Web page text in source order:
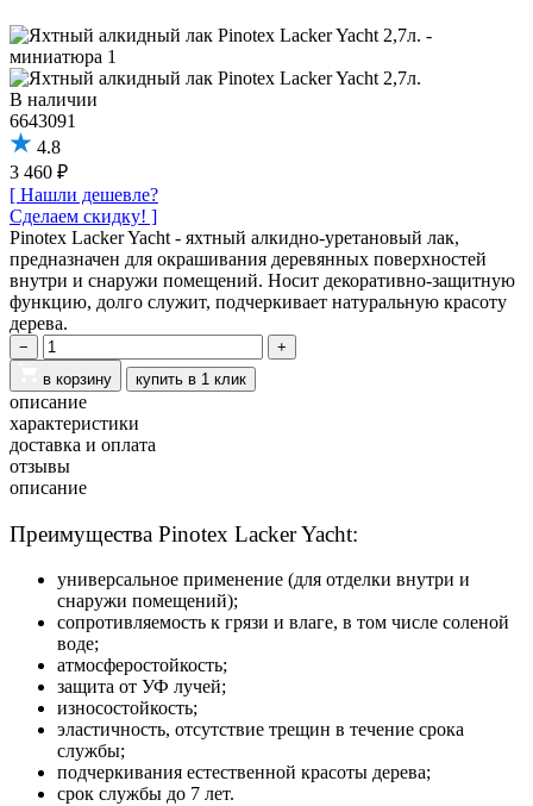
В наличии
6643091
4.8
3 460 ₽
[ Нашли дешевле?
Сделаем скидку! ]
Pinotex Lacker Yacht - яхтный алкидно-уретановый лак,
предназначен для окрашивания деревянных поверхностей
внутри и снаружи помещений. Носит декоративно-защитную
функцию, долго служит, подчеркивает натуральную красоту
дерева.
−
+
в корзину
купить в 1 клик
описание
характеристики
доставка и оплата
отзывы
описание
Преимущества Pinotex Lacker Yacht:
универсальное применение (для отделки внутри и
снаружи помещений);
сопротивляемость к грязи и влаге, в том числе соленой
воде;
атмосферостойкость;
защита от УФ лучей;
износостойкость;
эластичность, отсутствие трещин в течение срока
службы;
подчеркивания естественной красоты дерева;
срок службы до 7 лет.